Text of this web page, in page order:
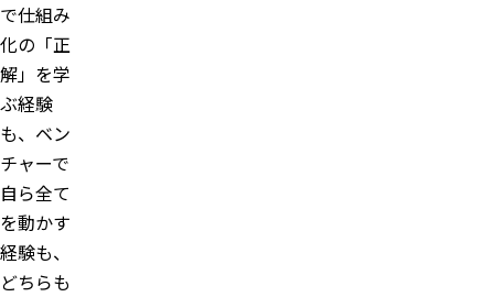
で仕組み
化の「正
解」を学
ぶ経験
も、ベン
チャーで
自ら全て
を動かす
経験も、
どちらも